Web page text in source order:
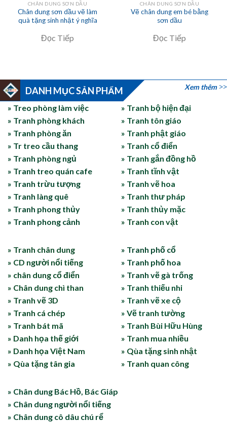
CHÂN DUNG SƠN DẦU
Chân dung sơn dầu vẽ làm
quà tặng sinh nhật ý nghĩa
Đọc Tiếp
CHÂN DUNG SƠN DẦU
Vẽ chân dung em bé bằng
sơn dầu
Đọc Tiếp
DANH MỤC SẢN PHẨM Xem thêm
» Treo phòng làm việc
» Tranh phòng khách
» Tranh phòng ăn
» Tr treo cầu thang
» Tranh phòng ngủ
» Tranh treo quán cafe
» Tranh trừu tượng
» Tranh làng quê
» Tranh phong thủy
» Tranh phong cảnh
» Tranh bộ hiện đại
» Tranh tôn giáo
» Tranh phật giáo
» Tranh cổ điển
» Tranh gắn đồng hồ
» Tranh tĩnh vật
» Tranh vẽ hoa
» Tranh thư pháp
» Tranh thủy mặc
» Tranh con vật
» Tranh chân dung
» CD người nổi tiếng
» chân dung cổ điển
» Chân dung chì than
» Tranh vẽ 3D
» Tranh cá chép
» Tranh bát mã
» Danh họa thế giới
» Danh họa Việt Nam
» Qùa tặng tân gia
» Tranh phố cổ
» Tranh phố hoa
» Tranh vẽ gà trống
» Tranh thiếu nhi
» Tranh vẽ xe cộ
» Vẽ tranh tường
» Tranh Bùi Hữu Hùng
» Tranh mua nhiều
» Qùa tặng sinh nhật
» Tranh quan công
» Chân dung Bác Hồ, Bác Giáp
» Chân dung người nổi tiếng
» Chân dung cô dâu chú rể